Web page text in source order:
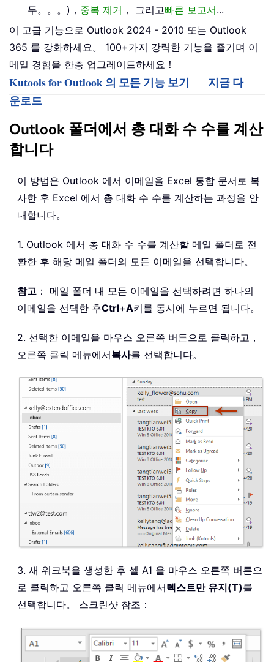
두。。。)， 중복 제거 ， 그리고빠른 보고서...
이 고급 기능으로 Outlook 2024 - 2010 또는 Outlook
365 를 강화하세요。 100+가지 강력한 기능을 즐기며 이
메일 경험을 한층 업그레이드하세요！
Kutools for Outlook 의 모든 기능 보기
지금 다
운로드
Outlook 폴더에서 총 대화 수 수를 계산
합니다
이 방법은 Outlook 에서 이메일을 Excel 통합 문서로 복
사한 후 Excel 에서 총 대화 수 수를 계산하는 과정을 안
내합니다。
1. Outlook 에서 총 대화 수 수를 계산할 메일 폴더로 전
환한 후 해당 메일 폴더의 모든 이메일을 선택합니다。
참고 ： 메일 폴더 내 모든 이메일을 선택하려면 하나의
이메일을 선택한 후Ctrl+A키를 동시에 누르면 됩니다。
2. 선택한 이메일을 마우스 오른쪽 버튼으로 클릭하고，
오른쪽 클릭 메뉴에서복사를 선택합니다。
3. 새 워크북을 생성한 후 셀 A1 을 마우스 오른쪽 버튼으
로 클릭하고 오른쪽 클릭 메뉴에서텍스트만 유지(T)를
선택합니다。 스크린샷 참조：